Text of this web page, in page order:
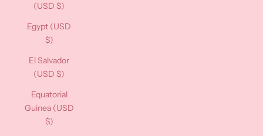
(USD $)
Egypt (USD
$)
El Salvador
(USD $)
Equatorial
Guinea (USD
$)